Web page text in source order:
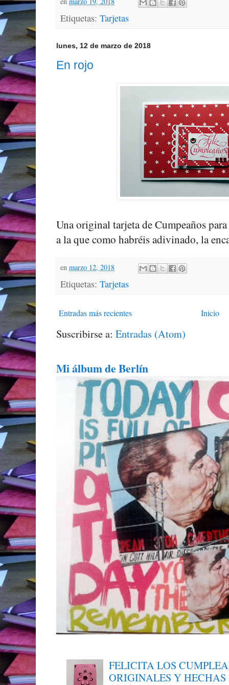
Etiquetas: Tarjetas
lunes, 12 de marzo de 2018
En rojo
Una original tarjeta de Cumpeaños
a la que como habréis adivinado, la
en marzo 12, 2018
Etiquetas: Tarjetas
Entradas más recientes Inicio
Suscribirse a: Entradas (Atom)
Mi álbum de Berlín
FELICITA LOS
ORIGINALES Y